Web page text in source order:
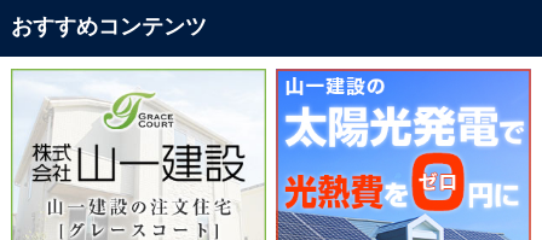
おすすめコンテンツ